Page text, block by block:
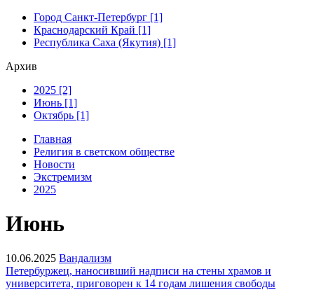
Город Санкт-Петербург [1]
Краснодарский Край [1]
Республика Саха (Якутия) [1]
Архив
2025 [2]
Июнь [1]
Октябрь [1]
Главная
Религия в светском обществе
Новости
Экстремизм
2025
Июнь
10.06.2025 Вандализм
Петербуржец, наносивший надписи на стены храмов и
университета, приговорен к 14 годам лишения свободы